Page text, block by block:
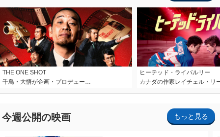
THE ONE SHOT
千鳥・大悟が企画・プロデュー…
ヒーテッド・ライバルリー
カナダの作家レイチェル・リ
今週公開の映画 もっと見る